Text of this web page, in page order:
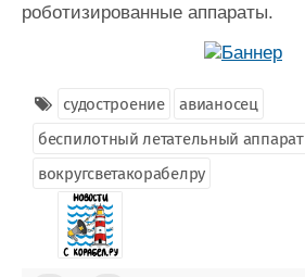
роботизированные аппараты.
судостроение
авианосец
беспилотный летательный аппарат
вокругсветакорабелру